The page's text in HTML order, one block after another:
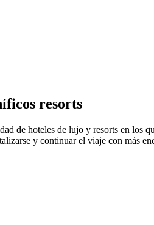
resorts
de hoteles de lujo y resorts en los
y continuar el viaje con más